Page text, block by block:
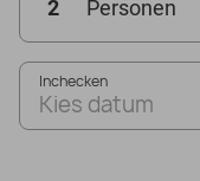
2 Personen
Inchecken
Kies datum